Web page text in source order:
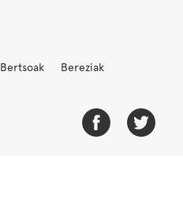
Bertsoak
Bereziak